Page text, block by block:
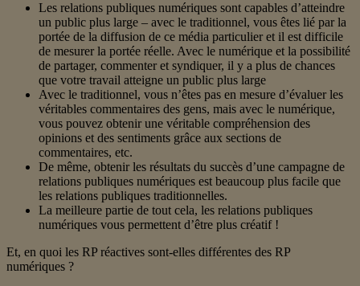
Les relations publiques numériques sont capables d’atteindre
un public plus large – avec le traditionnel, vous êtes lié par la
portée de la diffusion de ce média particulier et il est difficile
de mesurer la portée réelle. Avec le numérique et la possibilité
de partager, commenter et syndiquer, il y a plus de chances
que votre travail atteigne un public plus large
Avec le traditionnel, vous n’êtes pas en mesure d’évaluer les
véritables commentaires des gens, mais avec le numérique,
vous pouvez obtenir une véritable compréhension des
opinions et des sentiments grâce aux sections de
commentaires, etc.
De même, obtenir les résultats du succès d’une campagne de
relations publiques numériques est beaucoup plus facile que
les relations publiques traditionnelles.
La meilleure partie de tout cela, les relations publiques
numériques vous permettent d’être plus créatif !
Et, en quoi les RP réactives sont-elles différentes des RP
numériques ?